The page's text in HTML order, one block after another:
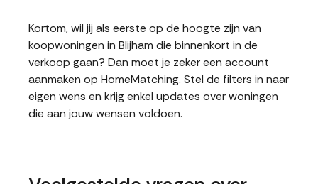
Kortom, wil jij als eerste op de hoogte zijn van
koopwoningen in Blijham die binnenkort in de
verkoop gaan? Dan moet je zeker een account
aanmaken op HomeMatching. Stel de filters in naar
eigen wens en krijg enkel updates over woningen
die aan jouw wensen voldoen.